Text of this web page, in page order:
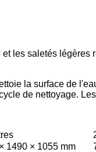
les saletés
la surface de
de nettoyage.
1490 × 1055 mm